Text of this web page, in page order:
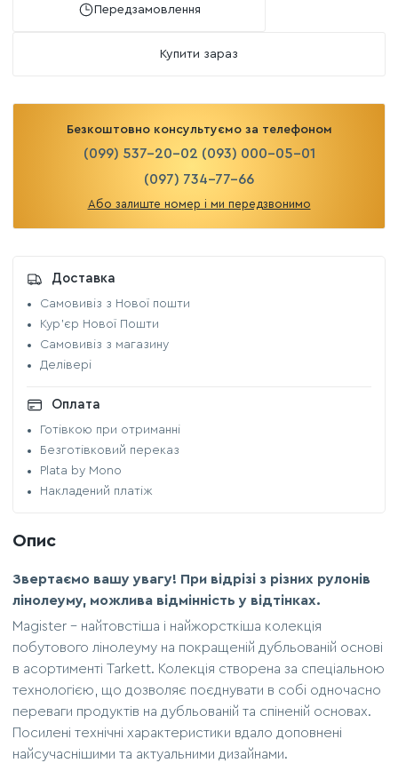
Передзамовлення
Купити зараз
Безкоштовно консультуємо за телефоном
(099) 537-20-02 (093) 000-05-01
(097) 734-77-66
Або залиште номер і ми передзвонимо
Доставка
Самовивіз з Нової пошти
Кур'єр Нової Пошти
Самовивіз з магазину
Делівері
Оплата
Готівкою при отриманні
Безготівковий переказ
Plata by Mono
Накладений платіж
Опис
Звертаємо вашу увагу! При відрізі з різних рулонів
лінолеуму, можлива відмінність у відтінках.
Magister – найтовстіша і найжорсткіша колекція
побутового лінолеуму на покращеній дубльованій основі
в асортименті Tarkett. Колекція створена за спеціальною
технологією, що дозволяє поєднувати в собі одночасно
переваги продуктів на дубльованій та спіненій основах.
Посилені технічні характеристики вдало доповнені
найсучаснішими та актуальними дизайнами.